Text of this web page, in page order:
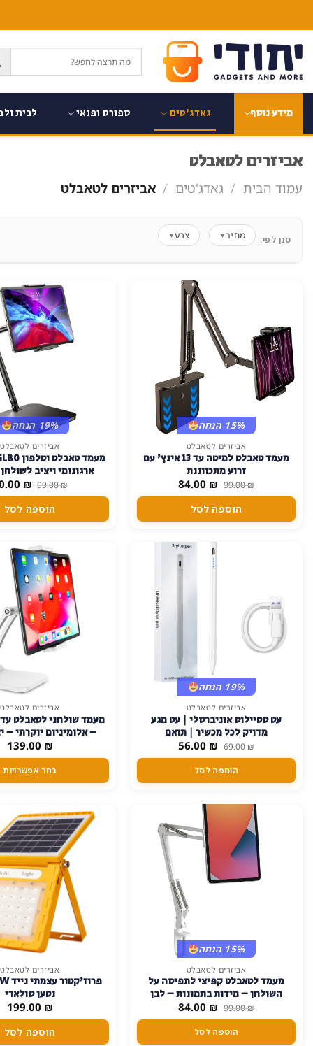
content
מידע נוסף גאדג'טים ספורט ופנאי לבית
אביזרים לטאבלט
עמוד הבית / גאדג'טים / אביזרים לטאבלט
סנן לפי: מחיר▼ צבע▼
15% הנחה
אביזרים לטאבלט
מעמד טאבלט למיטה עד 13 אינץ' עם
זרוע מתכווננת
99.00₪ המחיר
המקורי
היה:
99.00 ₪.
84.00 ₪ המחיר
הנוכחי
הוספה לסל
19% הנחה
אביזרים לטאבלט
ארגונומי ויציב
99.00₪ המחיר
היה:
99.00 ₪.
₪
הוספה לסל
19% הנחה
אביזרים לטאבלט
עט סטיילוס אוניברסלי | עט מגע
מדויק לכל מכשיר | תואם
69.00₪ המחיר
המקורי
היה:
69.00 ₪.
56.00 ₪ המחיר
הנוכחי
הוספה לסל
אביזרים לטאבלט
– אלומיניום יוקרתי –
139.00 ₪
בחר אפשרויות
זה
מספר
האפשרויות
15% הנחה
אביזרים לטאבלט
מעמד לטאבלט קפיצי לתפיסה על
השולחן – מידות בתמונות – לבן
99.00₪ המחיר
המקורי
היה:
99.00 ₪.
84.00 ₪ המחיר
הנוכחי
הוספה לסל
אביזרים לטאבלט
נטען סולארי
199.00 ₪
הוספה לסל